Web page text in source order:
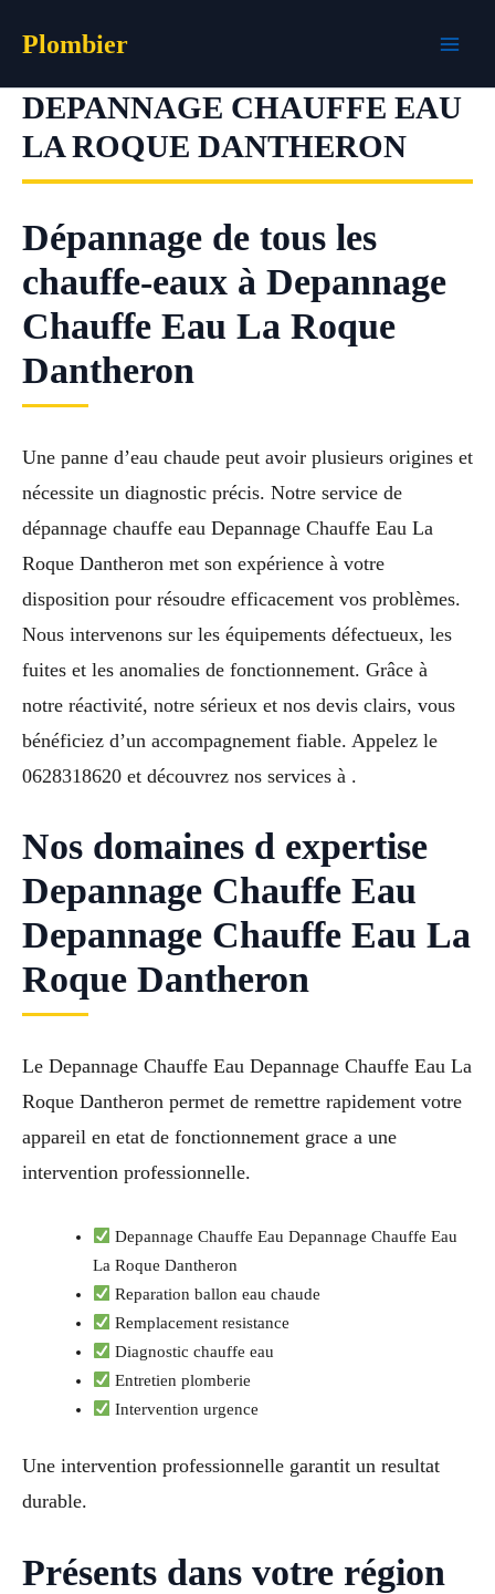
Plombier
DEPANNAGE CHAUFFE EAU
LA ROQUE DANTHERON
Dépannage de tous les
chauffe-eaux à Depannage
Chauffe Eau La Roque
Dantheron
Une panne d’eau chaude peut avoir plusieurs origines et
nécessite un diagnostic précis. Notre service de
dépannage chauffe eau Depannage Chauffe Eau La
Roque Dantheron met son expérience à votre
disposition pour résoudre efficacement vos problèmes.
Nous intervenons sur les équipements défectueux, les
fuites et les anomalies de fonctionnement. Grâce à
notre réactivité, notre sérieux et nos devis clairs, vous
bénéficiez d’un accompagnement fiable. Appelez le
0628318620 et découvrez nos services à .
Nos domaines d expertise
Depannage Chauffe Eau
Depannage Chauffe Eau La
Roque Dantheron
Le Depannage Chauffe Eau Depannage Chauffe Eau La
Roque Dantheron permet de remettre rapidement votre
appareil en etat de fonctionnement grace a une
intervention professionnelle.
Depannage Chauffe Eau Depannage Chauffe Eau
La Roque Dantheron
Reparation ballon eau chaude
Remplacement resistance
Diagnostic chauffe eau
Entretien plomberie
Intervention urgence
Une intervention professionnelle garantit un resultat
durable.
Présents dans votre région